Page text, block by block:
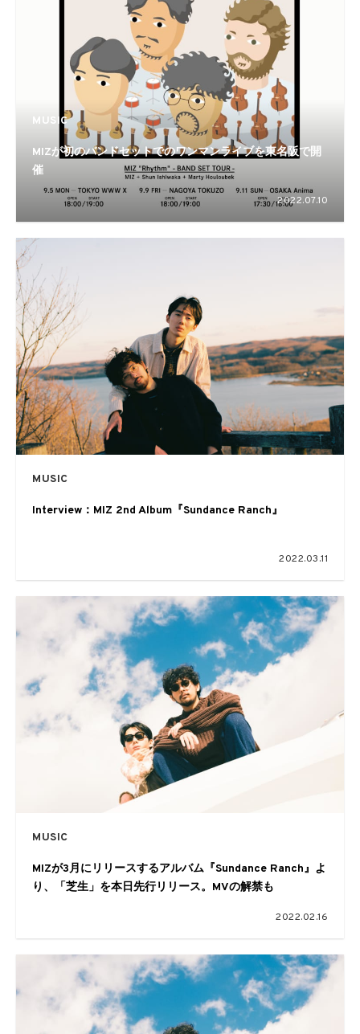
MUSIC
MIZが初のバンドセットでのワンマンライブを東名阪で開
催
2022.07.10
MUSIC
Interview：MIZ 2nd Album『Sundance Ranch』
2022.03.11
MUSIC
MIZが3月にリリースするアルバム『Sundance Ranch』よ
り、「芝生」を本日先行リリース。MVの解禁も
2022.02.16